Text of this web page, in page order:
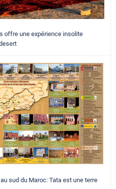
offre une expérience insolite
sud du Maroc: Tata est une terre